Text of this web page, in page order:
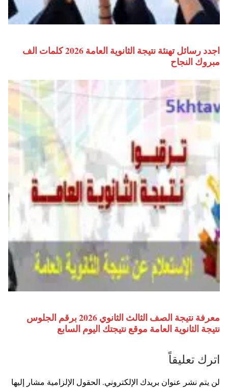
اجدد رسائل تهنئة نتيجة الثانوية العامة 2026 كلمات الف
مبروك النجاح
معرفة نتيجة الصف الثالث الثانوي 2026 برقم الجلوس
نتيجة الثانوية العامة موقع نتيجتك اليوم السابع
اترك تعليقاً
لن يتم نشر عنوان بريدك الإلكتروني. الحقول الإلزامية مشار إليها